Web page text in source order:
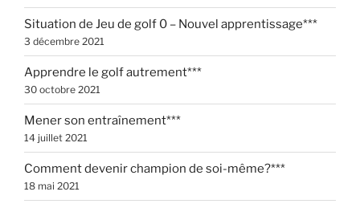
Situation de Jeu de golf 0 – Nouvel apprentissage***
3 décembre 2021
Apprendre le golf autrement***
30 octobre 2021
Mener son entraînement***
14 juillet 2021
Comment devenir champion de soi-même?***
18 mai 2021